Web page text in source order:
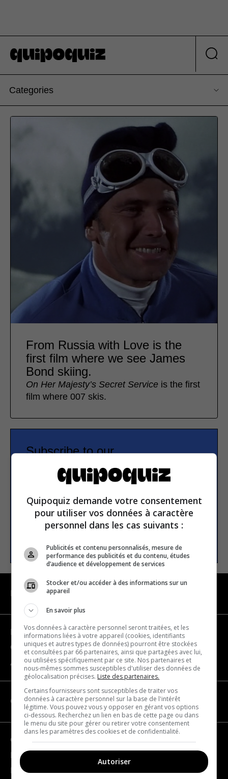
Categories
From Russia with Love is the
first film where we see James
Bond skiing.
On Her Majesty’s Secret Service is the first
film where 007 skis.
Subscribe to our
Email address
NAVIGATION
Become a partner
Contact us
About us
CATEGORIES
Geography
France
Europe
Quipoquiz demande votre consentement
pour utiliser vos données à caractère
personnel dans les cas suivants :
Publicités et contenu personnalisés, mesure de
performance des publicités et du contenu, études
d’audience et développement de services
Stocker et/ou accéder à des informations sur un
appareil
En savoir plus
Vos données à caractère personnel seront traitées, et les
informations liées à votre appareil (cookies, identifiants
uniques et autres types de données) pourront être stockées
et consultées par 66 partenaires, ainsi que partagées avec lui,
ou utilisées spécifiquement par ce site. Nos partenaires et
nous-mêmes sommes susceptibles d'utiliser des données de
géolocalisation précises. Liste des partenaires.
Certains fournisseurs sont susceptibles de traiter vos
données à caractère personnel sur la base de l'intérêt
légitime. Vous pouvez vous y opposer en gérant vos options
ci-dessous. Recherchez un lien en bas de cette page ou dans
le menu du site pour gérer ou retirer votre consentement
dans les paramètres des cookies et de confidentialité.
Autoriser